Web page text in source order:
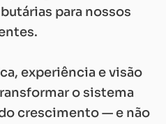
para nossos
experiência e visão
o sistema
crescimento — e não